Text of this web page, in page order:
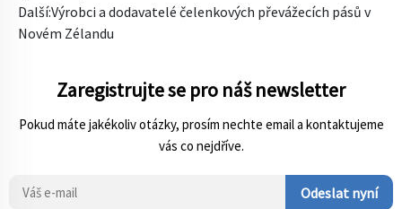
Další:Výrobci a dodavatelé čelenkových převážecích pásů v
Novém Zélandu
Zaregistrujte se pro náš newsletter
Pokud máte jakékoliv otázky, prosím nechte email a kontaktujeme
vás co nejdříve.
Odeslat nyní